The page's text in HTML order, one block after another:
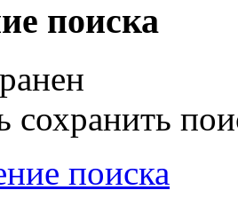
поиска
сохранить
поиска